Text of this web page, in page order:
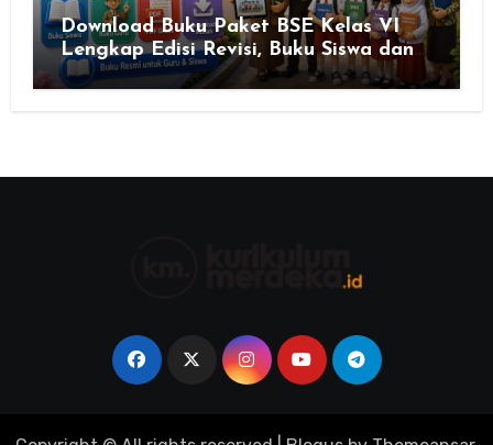
Download Buku Paket BSE Kelas VI
Lengkap Edisi Revisi, Buku Siswa dan
Buku Guru Semua Mata Pelajaran